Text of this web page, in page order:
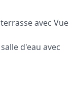
avec Vue
d'eau avec